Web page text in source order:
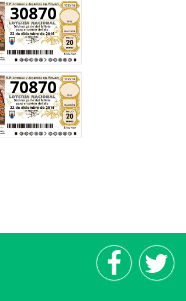
30870
70870